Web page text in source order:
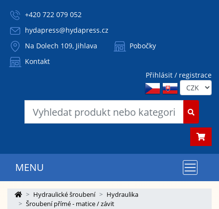
+420 722 079 052
hydapress@hydapress.cz
Na Dolech 109, Jihlava
Pobočky
Kontakt
Přihlásit / registrace
MENU
Hydraulické šroubení
Hydraulika
Šroubení přímé - matice / závit